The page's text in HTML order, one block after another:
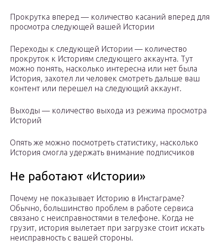
Прокрутка вперед — количество касаний вперед для
просмотра следующей вашей Истории
Переходы к следующей Истории — количество
прокруток к Историям следующего аккаунта. Тут
можно понять, насколько интересна или нет была
История, захотел ли человек смотреть дальше ваш
контент или перешел на следующий аккаунт.
Выходы — количество выхода из режима просмотра
Историй
Опять же можно посмотреть статистику, насколько
История смогла удержать внимание подписчиков
Не работают «Истории»
Почему не показывает Историю в Инстаграме?
Обычно, большинство проблем в работе сервиса
связано с неисправностями в телефоне. Когда не
грузит, история вылетает при загрузке стоит искать
неисправность с вашей стороны.